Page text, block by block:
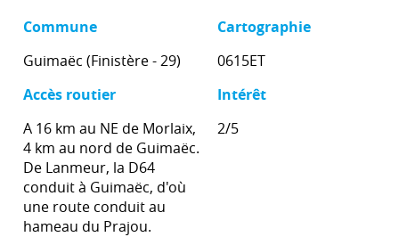
Commune
Guimaëc (Finistère - 29)
Accès routier
A 16 km au NE de Morlaix,
4 km au nord de Guimaëc.
De Lanmeur, la D64
conduit à Guimaëc, d'où
une route conduit au
hameau du Prajou.
Cartographie
0615ET
Intérêt
2/5